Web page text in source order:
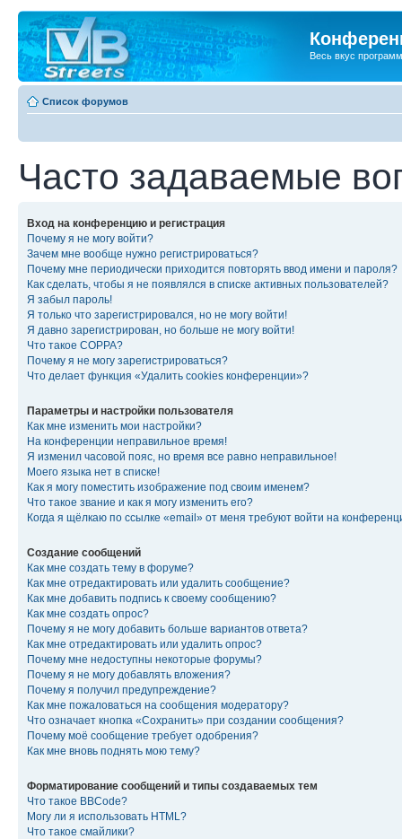
Весь вкус
Список форумов
Часто задаваемые
Вход на конференцию и регистрация
Почему я не могу войти?
Зачем мне вообще нужно регистрироваться?
Почему мне периодически приходится повторять ввод имени и пароля?
Как сделать, чтобы я не появлялся в списке активных пользователей?
Я забыл пароль!
Я только что зарегистрировался, но не могу войти!
Я давно зарегистрирован, но больше не могу войти!
Что такое COPPA?
Почему я не могу зарегистрироваться?
Что делает функция «Удалить cookies конференции»?
Параметры и настройки пользователя
Как мне изменить мои настройки?
На конференции неправильное время!
Я изменил часовой пояс, но время все равно неправильное!
Моего языка нет в списке!
Как я могу поместить изображение под своим именем?
Что такое звание и как я могу изменить его?
Когда я щёлкаю по ссылке «email» от меня требуют войти на
Создание сообщений
Как мне создать тему в форуме?
Как мне отредактировать или удалить сообщение?
Как мне добавить подпись к своему сообщению?
Как мне создать опрос?
Почему я не могу добавить больше вариантов ответа?
Как мне отредактировать или удалить опрос?
Почему мне недоступны некоторые форумы?
Почему я не могу добавлять вложения?
Почему я получил предупреждение?
Как мне пожаловаться на сообщения модератору?
Что означает кнопка «Сохранить» при создании сообщения?
Почему моё сообщение требует одобрения?
Как мне вновь поднять мою тему?
Форматирование сообщений и типы создаваемых тем
Что такое BBCode?
Могу ли я использовать HTML?
Что такое смайлики?